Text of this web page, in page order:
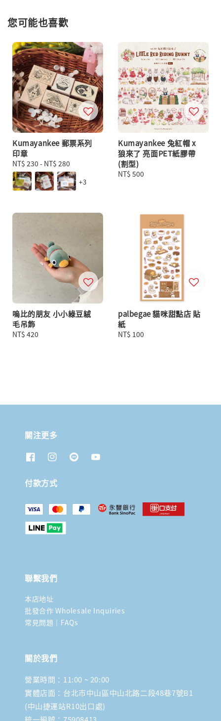
您可能也喜歡
Kumayankee 郵票系列
印章
Regular
price
NT$ 230 - NT$ 280
+3
Kumayankee 兔紅帽 x
狼來了 亮面PET紙膠帶
(割型)
Regular
NT$ 500
嗚比的朋友 小小綠豆絨
毛吊飾
Regular
NT$ 420
palbegae 貓咪甜點店 貼
紙
Regular
NT$ 100
關注更多
付款方式
聯繫我們
本店地址
批發合作 Wholesale Inquiries
常見問題｜FAQs
關於我們
營業時間：11:00 ~ 20:00
實體店面：台北市中山區中山北路二段48巷7號B1
(中山捷運站R10出口處)